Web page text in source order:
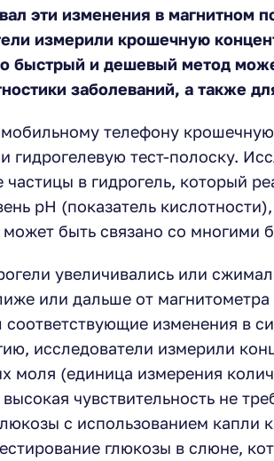
эти изменения в магнитном
измерили крошечную
быстрый и дешевый метод
заболеваний, а также
телефону
гидрогелевую тест-полоску.
в гидрогель, который
pH (показатель
быть связано со многими
увеличивались или
или дальше от
изменения в
исследователи измерили
моля (единица измерения
чувствительность не
с использованием капли
глюкозы в слюне,